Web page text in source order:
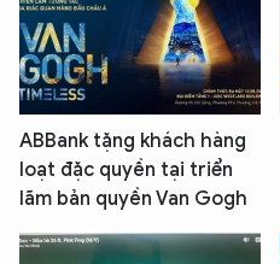
ABBank tặng khách hàng
loạt đặc quyền tại triển
lãm bản quyền Van Gogh